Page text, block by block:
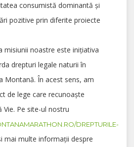
consumistă dominantă și
pozitive prin diferite proiecte
misiunii noastre este inițiativa
drepturi legale naturii în
Montană. În acest sens, am
de lege care recunoaște
Vie. Pe site-ul nostru
DREPTURILE-
mai multe informații despre